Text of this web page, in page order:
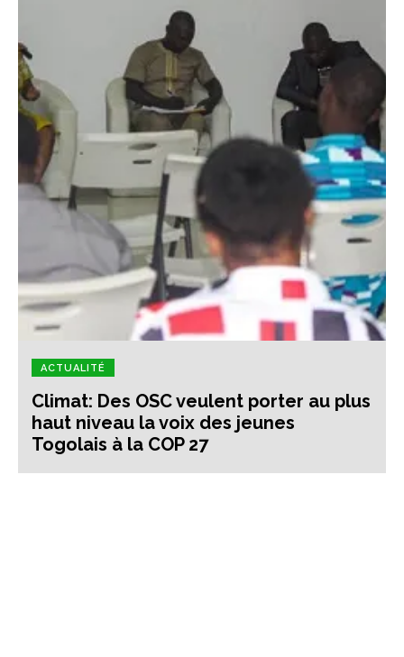
ACTUALITÉ
Climat: Des OSC veulent porter au plus
haut niveau la voix des jeunes
Togolais à la COP 27